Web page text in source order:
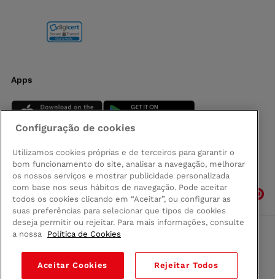
Apps
Siga-nos
Comprar na Madeira
Política de privacidad
Termos e Condições
Configuração de cookies
Utilizamos cookies próprias e de terceiros para garantir o
bom funcionamento do site, analisar a navegação, melhorar
os nossos serviços e mostrar publicidade personalizada
com base nos seus hábitos de navegação. Pode aceitar
todos os cookies clicando em “Aceitar”, ou configurar as
suas preferências para selecionar que tipos de cookies
deseja permitir ou rejeitar. Para mais informações, consulte
a nossa
Política de Cookies
Aceitar Cookies Rejeitar Todos